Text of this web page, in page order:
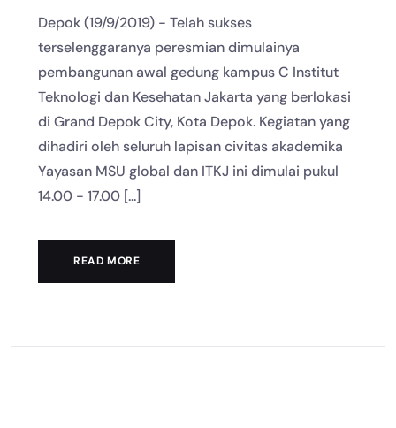
Depok (19/9/2019) - Telah sukses
terselenggaranya peresmian dimulainya
pembangunan awal gedung kampus C Institut
Teknologi dan Kesehatan Jakarta yang berlokasi
di Grand Depok City, Kota Depok. Kegiatan yang
dihadiri oleh seluruh lapisan civitas akademika
Yayasan MSU global dan ITKJ ini dimulai pukul
14.00 - 17.00 [...]
READ MORE